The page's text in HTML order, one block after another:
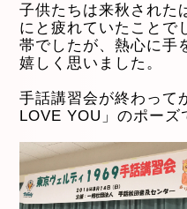
子供たちは来秋された
にと疲れていたことで
帯でしたが、熱心に手
嬉しく思いました。
手話講習会が終わって
LOVE YOU」のポーズ